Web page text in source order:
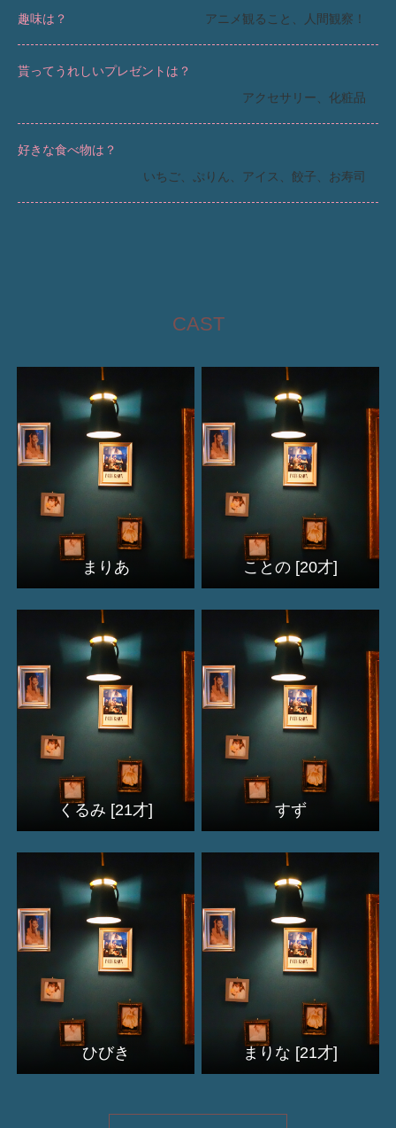
趣味は？ アニメ観ること、人間観察！
貰ってうれしいプレゼントは？
アクセサリー、化粧品
好きな食べ物は？
いちご、ぷりん、アイス、餃子、お寿司
CAST
まりあ ことの [20才]
くるみ [21才] すず
ひびき まりな [21才]